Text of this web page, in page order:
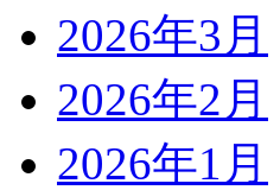
2026年3月
2026年2月
2026年1月